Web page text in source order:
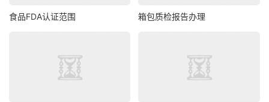
食品FDA认证范围 箱包质检报告办理